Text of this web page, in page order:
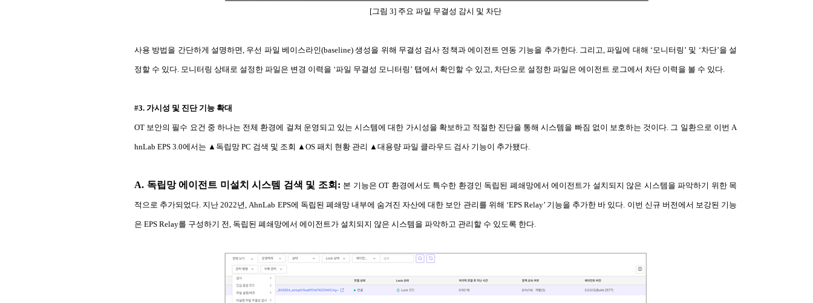
[그림 3] 주요 파일 무결성 감시 및 차단
사용 방법을 간단하게 설명하면, 우선 파일 베이스라인(baseline) 생성을 위해 무결성 검사 정책과 에이전트 연동 기능을 추가한다. 그리고, 파일에 대해 ‘모니터링’ 및 ‘차단’을 설
정할 수 있다. 모니터링 상태로 설정한 파일은 변경 이력을 ‘파일 무결성 모니터링’ 탭에서 확인할 수 있고, 차단으로 설정한 파일은 에이전트 로그에서 차단 이력을 볼 수 있다.
#3. 가시성 및 진단 기능 확대
OT 보안의 필수 요건 중 하나는 전체 환경에 걸쳐 운영되고 있는 시스템에 대한 가시성을 확보하고 적절한 진단을 통해 시스템을 빠짐 없이 보호하는 것이다. 그 일환으로 이번 A
hnLab EPS 3.0에서는 ▲독립망 PC 검색 및 조회 ▲OS 패치 현황 관리 ▲대용량 파일 클라우드 검사 기능이 추가됐다.
A. 독립망 에이전트 미설치 시스템 검색 및 조회: 본 기능은 OT 환경에서도 특수한 환경인 독립된 폐쇄망에서 에이전트가 설치되지 않은 시스템을 파악하기 위한 목
적으로 추가되었다. 지난 2022년, AhnLab EPS에 독립된 폐쇄망 내부에 숨겨진 자산에 대한 보안 관리를 위해 ‘EPS Relay’ 기능을 추가한 바 있다. 이번 신규 버전에서 보강된 기능
은 EPS Relay를 구성하기 전, 독립된 폐쇄망에서 에이전트가 설치되지 않은 시스템을 파악하고 관리할 수 있도록 한다.